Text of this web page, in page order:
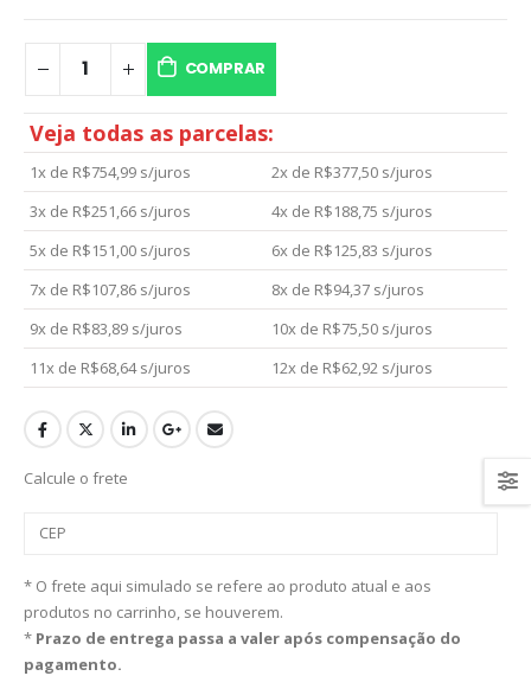
COMPRAR
Veja todas as parcelas:
1x de R$754,99 s/juros 2x de R$377,50 s/juros
3x de R$251,66 s/juros 4x de R$188,75 s/juros
5x de R$151,00 s/juros 6x de R$125,83 s/juros
7x de R$107,86 s/juros 8x de R$94,37 s/juros
9x de R$83,89 s/juros 10x de R$75,50 s/juros
11x de R$68,64s/juros 12x de R$62,92 s/juros
Calcule o frete
* O frete aqui simulado se refere ao produto atual e aos
produtos no carrinho, se houverem.
* Prazo de entrega passa a valer após compensação do
pagamento.